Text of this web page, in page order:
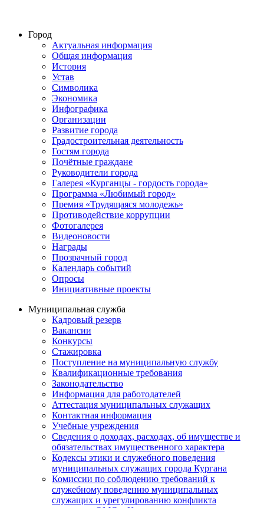
Город
Актуальная информация
Общая информация
История
Устав
Символика
Экономика
Инфографика
Организации
Развитие города
Градостроительная деятельность
Гостям города
Почётные граждане
Руководители города
Галерея «Курганцы - гордость города»
Программа «Любимый город»
Премия «Трудящаяся молодежь»
Противодействие коррупции
Фотогалерея
Видеоновости
Награды
Прозрачный город
Календарь событий
Опросы
Инициативные проекты
Муниципальная служба
Кадровый резерв
Вакансии
Конкурсы
Стажировка
Поступление на муниципальную службу
Квалификационные требования
Законодательство
Информация для работодателей
Аттестация муниципальных служащих
Контактная информация
Учебные учреждения
Сведения о доходах, расходах, об имуществе и
обязательствах имущественного характера
Кодексы этики и служебного поведения
муниципальных служащих города Кургана
Комиссии по соблюдению требований к
служебному поведению муниципальных
служащих и урегулированию конфликта